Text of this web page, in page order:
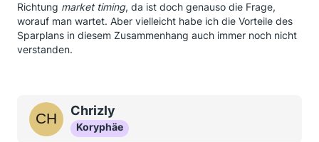
Richtung market timing, da ist doch genauso die Frage,
worauf man wartet. Aber vielleicht habe ich die Vorteile des
Sparplans in diesem Zusammenhang auch immer noch nicht
verstanden.
Chrizly
Koryphäe